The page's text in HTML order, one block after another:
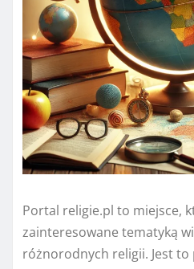
Portal religie.pl to miejsce,
zainteresowane tematyką
różnorodnych religii. Jest